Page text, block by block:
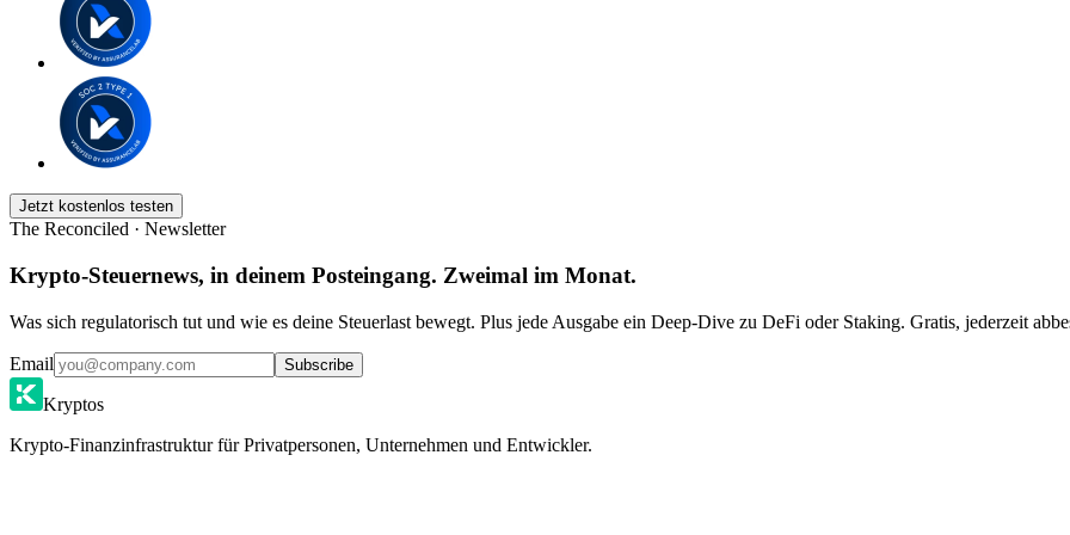
Jetzt kostenlos testen
The Reconciled · Newsletter
Krypto-Steuernews, in deinem Posteingang. Zweimal im Monat.
Was sich regulatorisch tut und wie es deine Steuerlast bewegt. Plus jede Ausgabe ein Deep-Dive zu DeFi oder Staking. Gratis, jederzeit
Email Subscribe
Kryptos
Krypto-Finanzinfrastruktur für Privatpersonen, Unternehmen und Entwickler.